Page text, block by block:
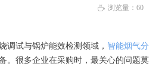
试与锅炉能效检测领域， 智能烟气分
。很多企业在采购时，最关心的问题莫
ꄘ 浏览量： 60